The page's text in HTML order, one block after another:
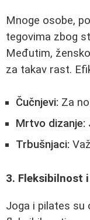
Mnoge osobe,
tegovima zbog
Međutim,
za takav rast.
Čučnjevi: Za
Mrtvo dizanje:
Trbušnjaci:
3. Fleksibilnost
Joga i pilates su